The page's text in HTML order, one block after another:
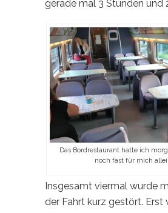
gerade mal 3 Stunden und
Das Bordrestaurant hatte ich
noch fast für mich
Insgesamt viermal wurde
der Fahrt kurz gestört. Erst